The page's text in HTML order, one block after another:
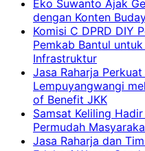
Eko Suwanto Ajak
dengan Konten
Komisi C DPRD DIY
Pemkab Bantul
Infrastruktur
Jasa Raharja
Lempuyangwangi
of Benefit JKK
Samsat Keliling
Permudah
Jasa Raharja dan